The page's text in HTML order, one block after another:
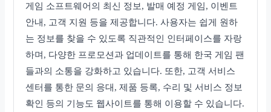
게임 소프트웨어의 최신 정보, 발매 예정 게임, 이벤트
안내, 고객 지원 등을 제공합니다. 사용자는 쉽게 원하
는 정보를 찾을 수 있도록 직관적인 인터페이스를 자랑
하며, 다양한 프로모션과 업데이트를 통해 한국 게임 팬
들과의 소통을 강화하고 있습니다. 또한, 고객 서비스
센터를 통한 문의 응대, 제품 등록, 수리 및 서비스 정보
확인 등의 기능도 웹사이트를 통해 이용할 수 있습니다.